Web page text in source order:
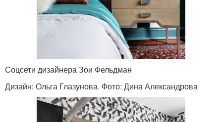
Соцсети дизайнера Зои Фельдман
Дизайн: Ольга Глазунова. Фото: Дина Александрова